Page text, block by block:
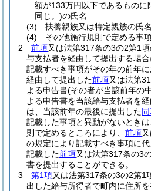
額が133万円以下であるものに
同じ。)の氏名
(3)
扶養親族又は特定親族の氏名
(4)
その他施行規則で定める事
2
前項又は法第317条の3の2第1
与支払者を経由して提出する場
記載すべき事項がその年の前年
経由して提出した前項又は法第
よる申告書(その者が当該前年の
よる申告書を当該給与支払者を
は、当該前年の最後に提出した
記載した事項と異動がないとき
則で定めるところにより、 前項
の規定により記載すべき事項に
記載した前項又は法第317条の3
書を提出することができる。
3
第1項又は法第317条の3の2第1
出した給与所得者で町内に住所